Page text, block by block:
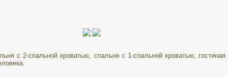
с 2-спальной кроватью, спальня с 1-спальной кроватью, гостиная